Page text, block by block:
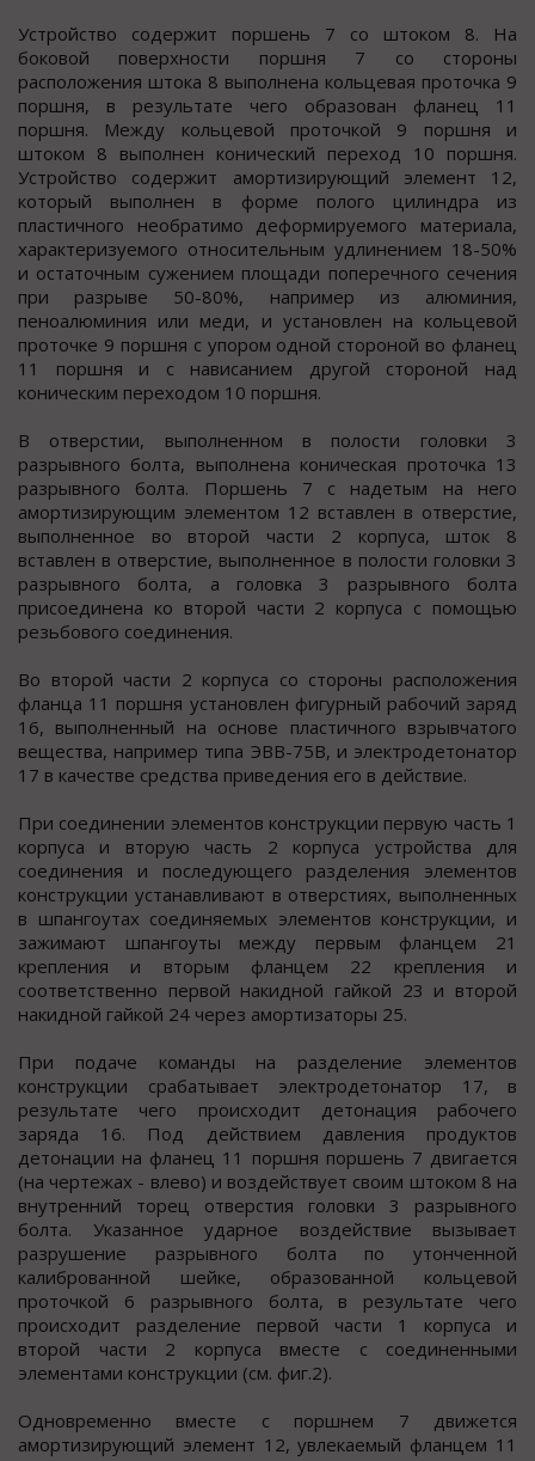
Устройство содержит поршень 7 со штоком 8. На
боковой поверхности поршня 7 со стороны
расположения штока 8 выполнена кольцевая проточка 9
поршня, в результате чего образован фланец 11
поршня. Между кольцевой проточкой 9 поршня и
штоком 8 выполнен конический переход 10 поршня.
Устройство содержит амортизирующий элемент 12,
который выполнен в форме полого цилиндра из
пластичного необратимо деформируемого материала,
характеризуемого относительным удлинением 18-50%
и остаточным сужением площади поперечного сечения
при разрыве 50-80%, например из алюминия,
пеноалюминия или меди, и установлен на кольцевой
проточке 9 поршня с упором одной стороной во фланец
11 поршня и с нависанием другой стороной над
коническим переходом 10 поршня.
В отверстии, выполненном в полости головки 3
разрывного болта, выполнена коническая проточка 13
разрывного болта. Поршень 7 с надетым на него
амортизирующим элементом 12 вставлен в отверстие,
выполненное во второй части 2 корпуса, шток 8
вставлен в отверстие, выполненное в полости головки 3
разрывного болта, а головка 3 разрывного болта
присоединена ко второй части 2 корпуса с помощью
резьбового соединения.
Во второй части 2 корпуса со стороны расположения
фланца 11 поршня установлен фигурный рабочий заряд
16, выполненный на основе пластичного взрывчатого
вещества, например типа ЭВВ-75В, и электродетонатор
17 в качестве средства приведения его в действие.
При соединении элементов конструкции первую часть 1
корпуса и вторую часть 2 корпуса устройства для
соединения и последующего разделения элементов
конструкции устанавливают в отверстиях, выполненных
в шпангоутах соединяемых элементов конструкции, и
зажимают шпангоуты между первым фланцем 21
крепления и вторым фланцем 22 крепления и
соответственно первой накидной гайкой 23 и второй
накидной гайкой 24 через амортизаторы 25.
При подаче команды на разделение элементов
конструкции срабатывает электродетонатор 17, в
результате чего происходит детонация рабочего
заряда 16. Под действием давления продуктов
детонации на фланец 11 поршня поршень 7 двигается
(на чертежах - влево) и воздействует своим штоком 8 на
внутренний торец отверстия головки 3 разрывного
болта. Указанное ударное воздействие вызывает
разрушение разрывного болта по утонченной
калиброванной шейке, образованной кольцевой
проточкой 6 разрывного болта, в результате чего
происходит разделение первой части 1 корпуса и
второй части 2 корпуса вместе с соединенными
элементами конструкции (см. фиг.2).
Одновременно вместе с поршнем 7 движется
амортизирующий элемент 12, увлекаемый фланцем 11